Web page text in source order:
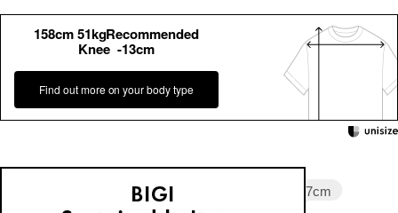
158cm 51kgRecommended
Knee -13cm
Find out more on your body type
61.7cm
41.8cm